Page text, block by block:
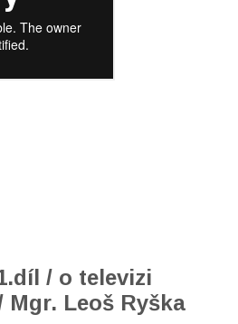
/ o televizi
Mgr. Leoš Ryška